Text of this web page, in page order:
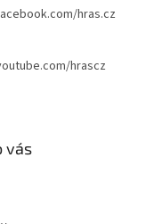
hras.cz
hrascz
vás